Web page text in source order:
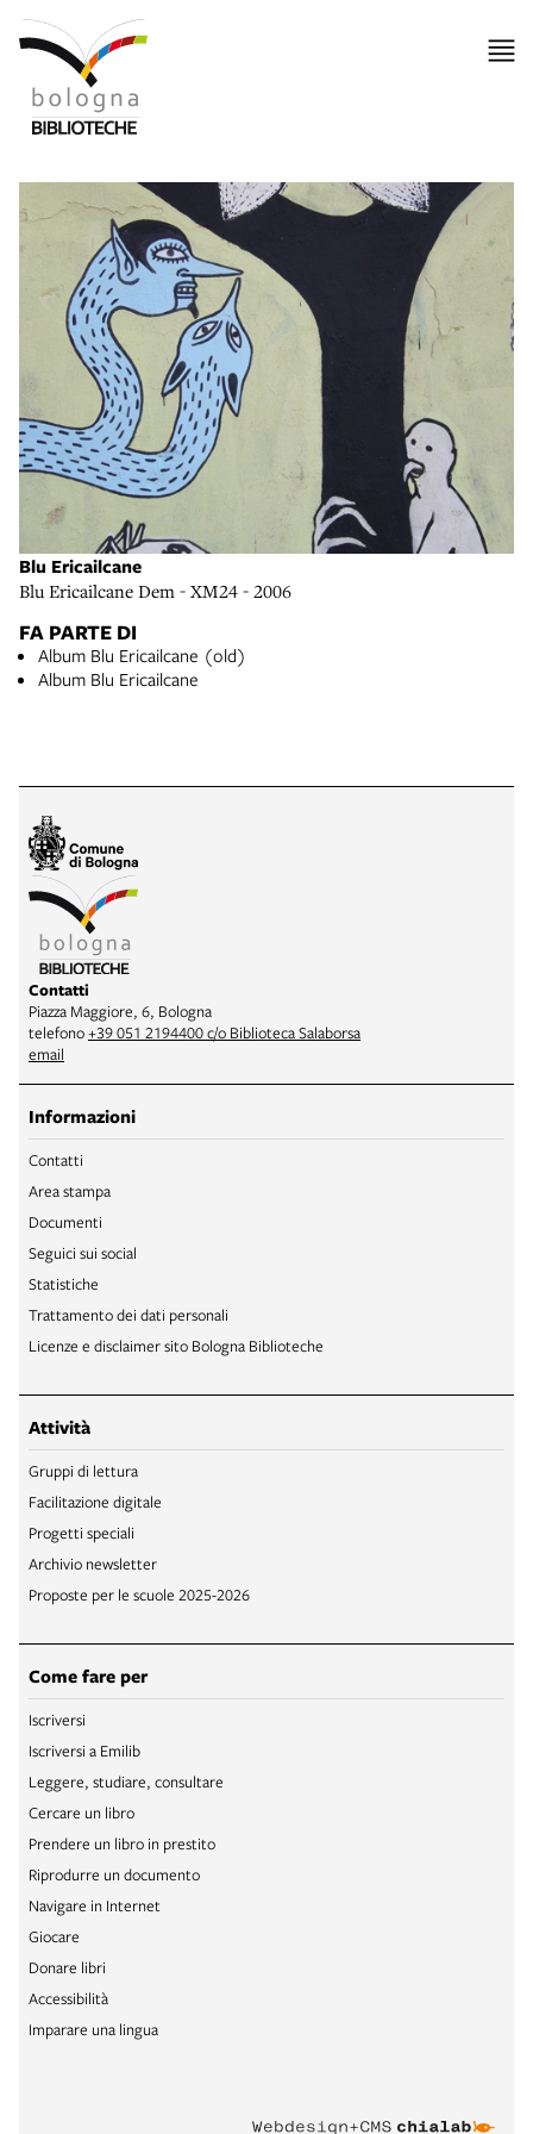
Blu Ericailcane
Blu Ericailcane Dem - XM24 - 2006
FA PARTE DI
Album Blu Ericailcane (old)
Album Blu Ericailcane
Contatti
Piazza Maggiore, 6, Bologna
telefono+39 051 2194400 c/o Biblioteca Salaborsa
email
Informazioni
Contatti
Area stampa
Documenti
Seguici sui social
Statistiche
Trattamento dei dati personali
Licenze e disclaimer sito Bologna Biblioteche
Attività
Gruppi di lettura
Facilitazione digitale
Progetti speciali
Archivio newsletter
Proposte per le scuole 2025-2026
Come fare per
Iscriversi
Iscriversi a Emilib
Leggere, studiare, consultare
Cercare un libro
Prendere un libro in prestito
Riprodurre un documento
Navigare in Internet
Giocare
Donare libri
Accessibilità
Imparare una lingua